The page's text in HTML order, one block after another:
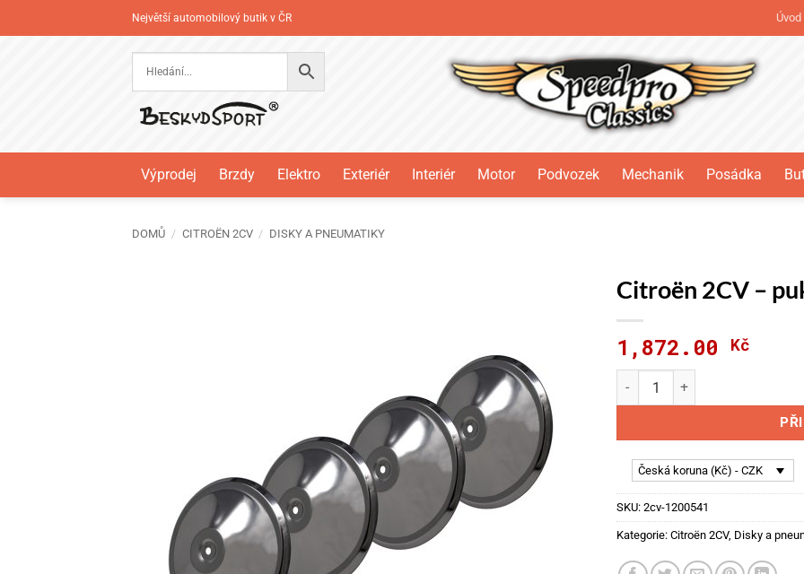
na
Největší automobilový butik v ČR Úvod
Výprodej Brzdy Elektro Exteriér Interiér Motor Podvozek Mechanik Posádka
DOMŮ / CITROËN 2CV / DISKY A PNEUMATIKY
Citroën 2CV –
1,872.00 Kč
Citroën 2CV - puklice
Česká koruna (Kč) - CZK
SKU: 2cv-1200541
Kategorie: Citroën 2CV, Disky a